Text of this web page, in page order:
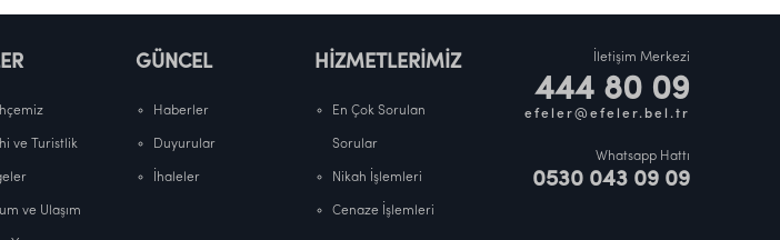
ve Turistlik
ve Ulaşım
GÜNCEL
Haberler
Duyurular
İhaleler
HİZMETLERİMİZ
En Çok Sorulan
Sorular
Nikah İşlemleri
Cenaze İşlemleri
İletişim Merkezi
444 80 09
efeler@efeler.bel.tr
Whatsapp Hattı
0530 043 09 09